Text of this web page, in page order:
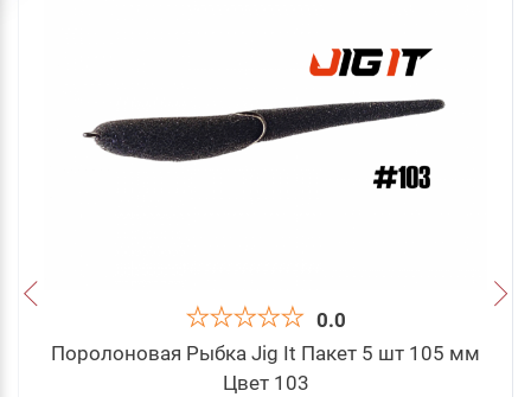
0.0
Поролоновая Рыбка Jig It Пакет 5 шт 105 мм
Цвет 103